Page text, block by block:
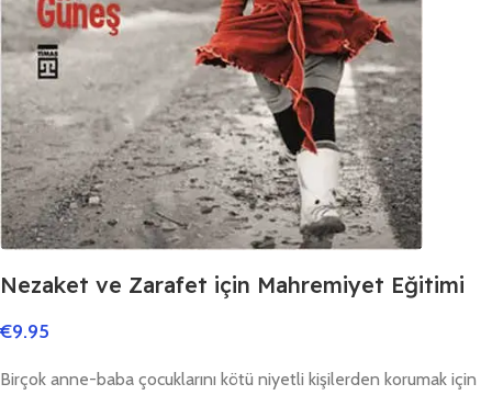
Nezaket ve Zarafet için Mahremiyet Eğitimi
€9.95
Birçok anne-baba çocuklarını kötü niyetli kişilerden korumak için